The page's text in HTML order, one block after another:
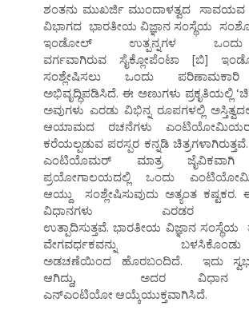
ಶಂತನು ಮುಖರ್ಜಿ ಮುಂದಾಳತ್ವದ ಸಾವಯವ
ವಿಭಾಗದ ಭಾರತೀಯ ವಿಜ್ಞಾನ ಸಂಸ್ಥೆಯ
ಇಂಡೋಲ್ ಉತ್ಪನ್ನಗಳ
ವರ್ಗವಾಗಿರುವ ಸೈಕ್ಲೋಪೆಂಟಾ [ಬಿ]
ಸಂಶ್ಲೇಷಿಸಲು ಒಂದು ಪರಿಣಾಮಕಾರಿ
ಅಭಿವೃದ್ಧಿಪಡಿಸಿದೆ. ಈ ಅಣುಗಳು ಪ್ರಕೃತಿಯಲ್ಲಿ
ಅವುಗಳು ಎರಡು ವಿಭಿನ್ನ ರೂಪಗಳಲ್ಲಿ
ಆಯಾಮದ ರಚನೆಗಳು
ಕರೆಯಲ್ಪಡುವ ಪರಸ್ಪರ ಕನ್ನಡಿ
ಎಂಟಿಯೊಮರ್ ಮಾತ್ರ ಜೈವಿಕವಾಗಿ
ಪ್ರಯೋಗಾಲಯದಲ್ಲಿ ಒಂದು
ಆಯ್ದು ಸಂಶ್ಲೇಷಿಸುವುದು ಅತ್ಯಂತ ಕಷ್ಟಕರ.
ವಿಧಾನಗಳು ಎರಡರ
ಉತ್ಪಾದಿಸುತ್ತವೆ. ಭಾರತೀಯ ವಿಜ್ಞಾನ ಸಂಸ್ಥೆಯ
ವೇಗವರ್ಧಕವನ್ನು
ಅಡಚಣೆಯಿಂದ ಹೊರಬಂದಿದೆ. ಇದು
ಆಗಿದ್ದು, ಅದರ
ಎನ್‌ಎಂಟಿಯೋ ಆಯ್ಕೆಯುಕ್ತವಾಗಿಸಿದೆ.